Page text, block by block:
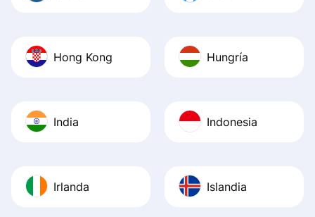
Hong Kong Hungría
India Indonesia
Irlanda Islandia